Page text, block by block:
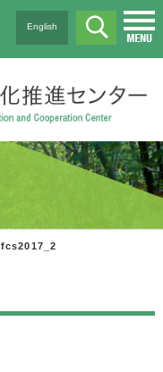
English
fcs2017_2